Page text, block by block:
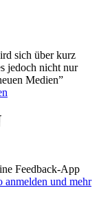
sich über kurz
jedoch nicht nur
Medien”
Feedback-App
anmelden und mehr